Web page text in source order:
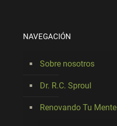
NAVEGACIÓN
Sobre nosotros
Dr. R.C. Sproul
Renovando Tu Mente